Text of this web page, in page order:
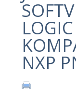
LOGIC
NXP